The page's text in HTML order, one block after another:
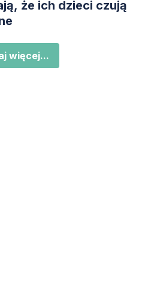
że ich dzieci czują
więcej...